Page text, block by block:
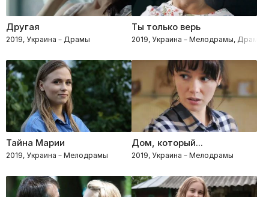
Другая
2019, Украина – Драмы
Ты только верь
2019, Украина – Мелодрамы, Драмы
Тайна Марии
2019, Украина – Мелодрамы
Дом, который...
2019, Украина – Мелодрамы